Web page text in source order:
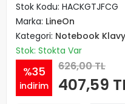
Stok Kodu: HACKGTJFCG
Marka: LineOn
Kategori: Notebook
Stok: Stokta Var
%35
indirim
626,00 TL
407,59